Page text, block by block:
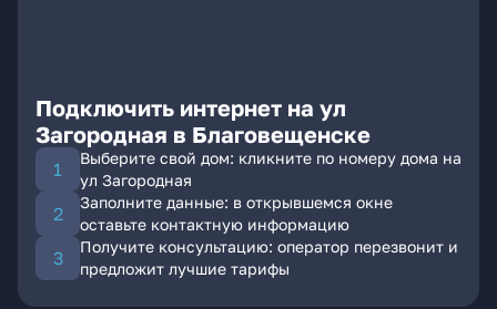
Подключить интернет на ул
Загородная в Благовещенске
Выберите свой дом: кликните по номеру дома на
ул Загородная
Заполните данные: в открывшемся окне
оставьте контактную информацию
Получите консультацию: оператор перезвонит и
предложит лучшие тарифы